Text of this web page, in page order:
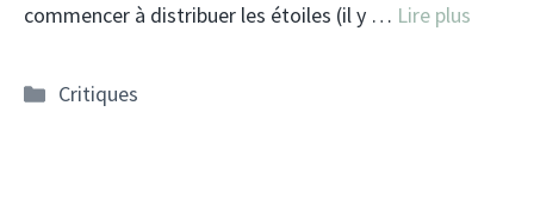
commencer à distribuer les étoiles (il y … Lire plus
Catégories
Critiques